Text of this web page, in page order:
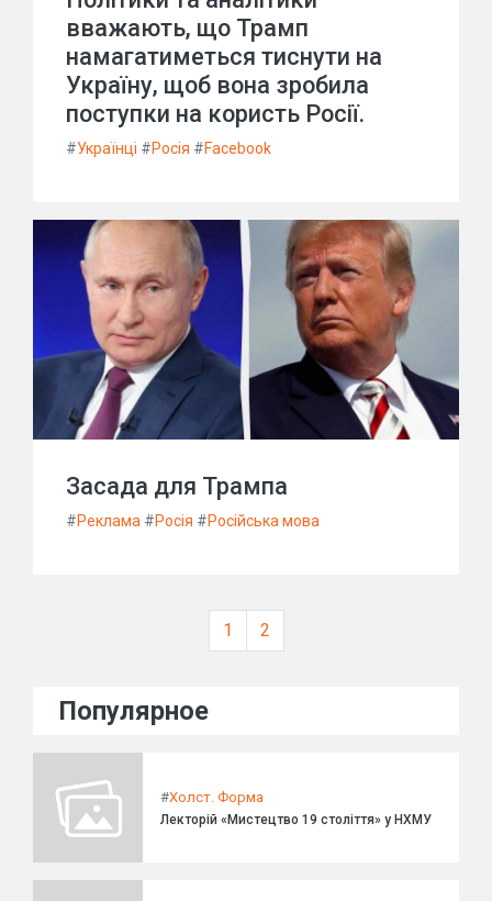
вважають, що Трамп
намагатиметься тиснути на
Україну, щоб вона зробила
поступки на користь Росії.
#Українці #Росія #Facebook
Засада для Трампа
#Реклама #Росія #Російська мова
1 2
Популярное
#Холст. Форма
Лекторій «Мистецтво 19 століття» у НХМУ